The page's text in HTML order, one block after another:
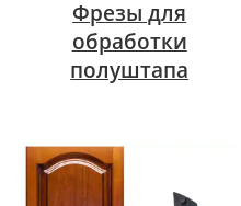
Фрезы для
обработки
полуштапа